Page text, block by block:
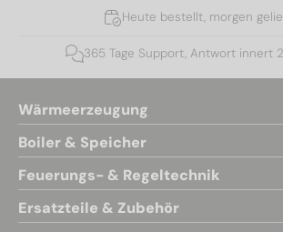
Heute bestellt, morgen
365 Tage Support, Antwort innert
Wärmeerzeugung
Boiler & Speicher
Feuerungs- & Regeltechnik
Ersatzteile & Zubehör